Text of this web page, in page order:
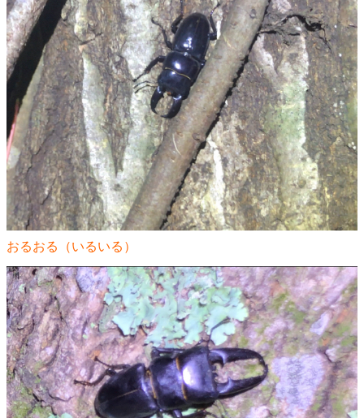
おるおる（いるいる）